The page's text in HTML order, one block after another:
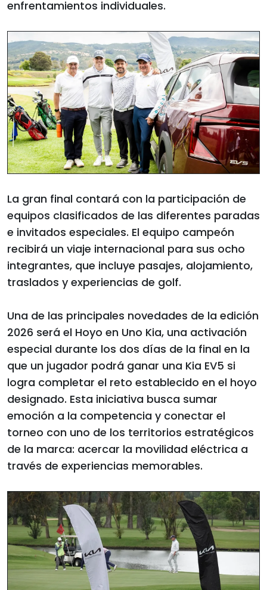
enfrentamientos individuales.
La gran final contará con la participación de
equipos clasificados de las diferentes paradas
e invitados especiales. El equipo campeón
recibirá un viaje internacional para sus ocho
integrantes, que incluye pasajes, alojamiento,
traslados y experiencias de golf.
Una de las principales novedades de la edición
2026 será el Hoyo en Uno Kia, una activación
especial durante los dos días de la final en la
que un jugador podrá ganar una Kia EV5 si
logra completar el reto establecido en el hoyo
designado. Esta iniciativa busca sumar
emoción a la competencia y conectar el
torneo con uno de los territorios estratégicos
de la marca: acercar la movilidad eléctrica a
través de experiencias memorables.